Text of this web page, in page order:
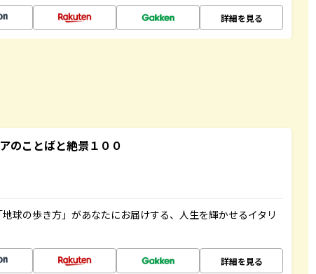
詳細を見る
のことばと絶景１００
球の歩き方」があなたにお届けする、人生を輝かせるイタリ
詳細を見る